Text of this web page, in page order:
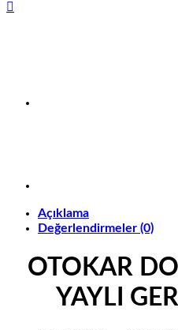
Açıklama
Değerlendirmeler (0)
OTOKAR
YAYLI